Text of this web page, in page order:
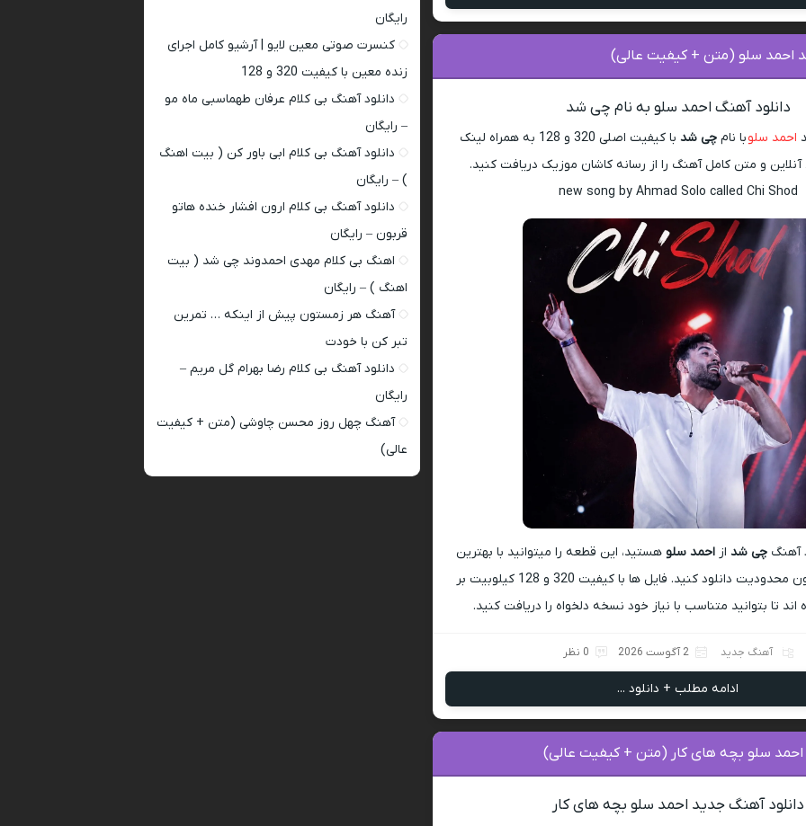
سلو (متن + کیفیت عالی)
دانلود آهنگ احمد سلو به نام چی شد
احمد سلوبا نام چی شد
با کیفیت اصلی 320 و 128 به همراه لینک
و متن کامل آهنگ را از رسانه کاشان موزیک دریافت کنید.
new song by Ahmad Solo called Chi Shod
آهنگچی شد ازاحمد سلو هستید، این قطعه را میتوانید با بهترین
کیفیت MP3 و بدون محدودیت دانلود کنید. فایل ها با کیفیت 320 و 128 کیلوبیت بر
اند تا بتوانید متناسب با نیاز خود نسخه دلخواه را دریافت کنید.
آهنگ جدید 2 آگوست 2026 0 نظر
ادامه مطلب + دانلود ...
احمد سلو بچه های کار (متن + کیفیت عالی)
دانلود آهنگ جدید احمد سلو بچه های کار
رایگان
کنسرت صوتی معین لایو | آرشیو کامل اجرای
زنده معین با کیفیت 320 و 128
دانلود آهنگ بی کلام عرفان طهماسبی ماه مو
– رایگان
دانلود آهنگ بی کلام ابی باور کن ( بیت اهنگ
) – رایگان
دانلود آهنگ بی کلام ارون افشار خنده هاتو
قربون – رایگان
اهنگ بی کلام مهدی احمدوند چی شد ( بیت
اهنگ ) – رایگان
آهنگ هر زمستون پیش از اینکه … تمرین
تبر کن با خودت
دانلود آهنگ بی کلام رضا بهرام گل مریم –
رایگان
آهنگ چهل روز محسن چاوشی (متن + کیفیت
عالی)